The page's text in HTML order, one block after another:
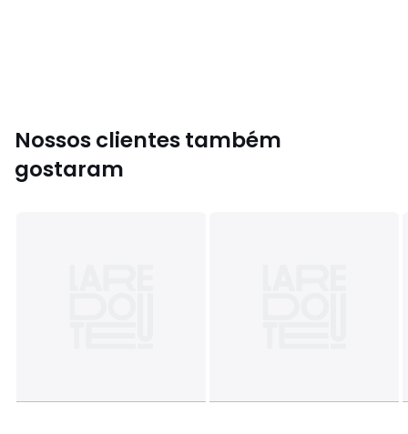
Nossos clientes também
gostaram